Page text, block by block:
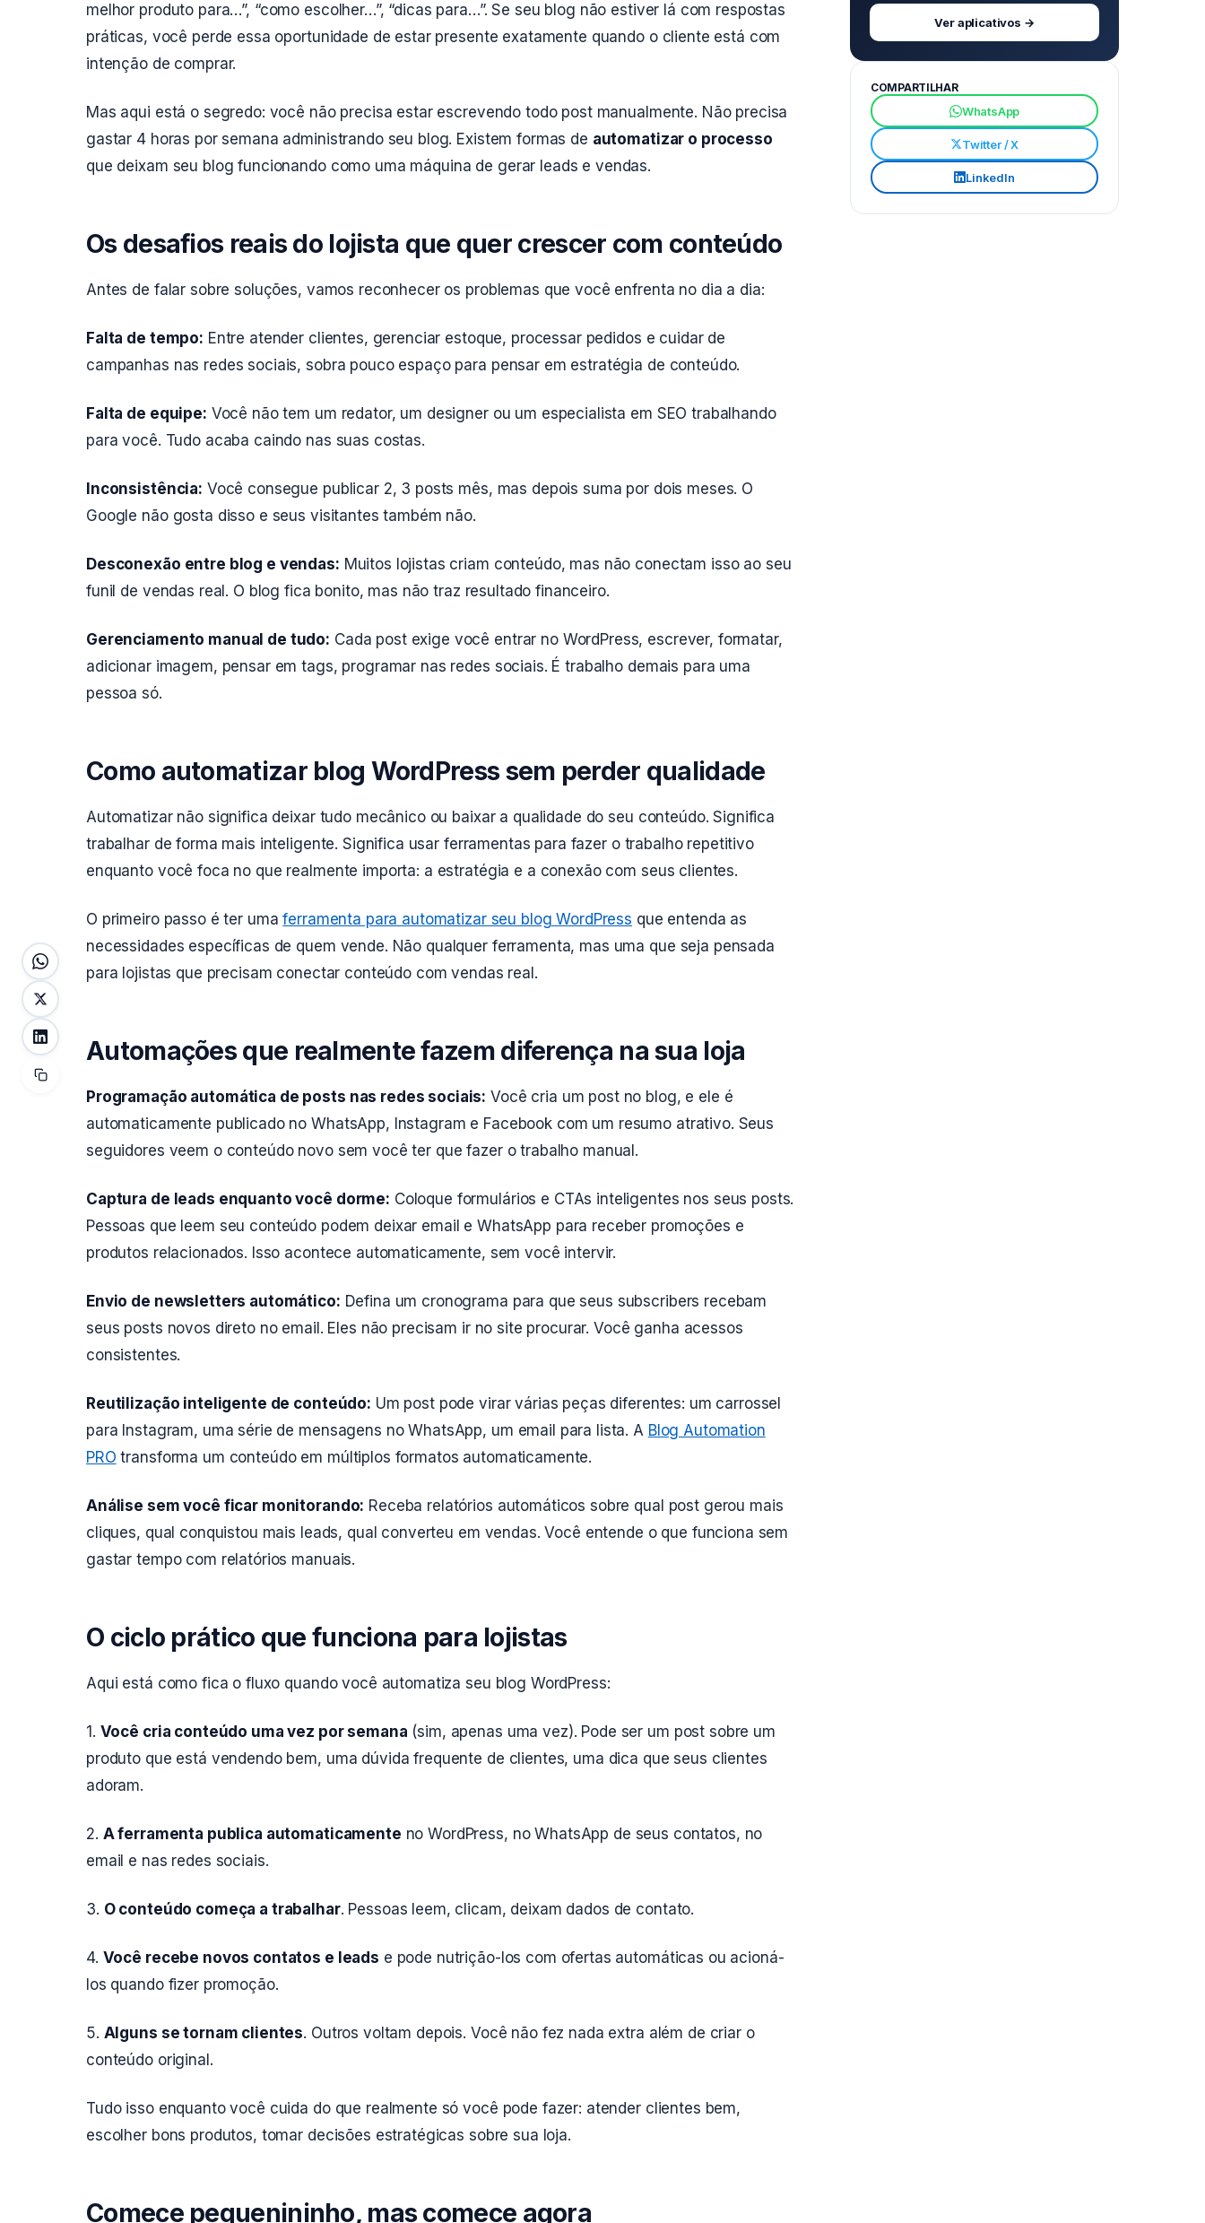
melhor produto para…”, “como escolher…”, “dicas para…”. Se seu blog não estiver lá com respostas
práticas, você perde essa oportunidade de estar presente exatamente quando o cliente está com
intenção de comprar.
Mas aqui está o segredo: você não precisa estar escrevendo todo post manualmente. Não precisa
gastar 4 horas por semana administrando seu blog. Existem formas de automatizar o processo
que deixam seu blog funcionando como uma máquina de gerar leads e vendas.
Os desafios reais do lojista que quer crescer com conteúdo
Antes de falar sobre soluções, vamos reconhecer os problemas que você enfrenta no dia a dia:
Falta de tempo: Entre atender clientes, gerenciar estoque, processar pedidos e cuidar de
campanhas nas redes sociais, sobra pouco espaço para pensar em estratégia de conteúdo.
Falta de equipe: Você não tem um redator, um designer ou um especialista em SEO trabalhando
para você. Tudo acaba caindo nas suas costas.
Inconsistência: Você consegue publicar 2, 3 posts mês, mas depois suma por dois meses. O
Google não gosta disso e seus visitantes também não.
Desconexão entre blog e vendas: Muitos lojistas criam conteúdo, mas não conectam isso ao seu
funil de vendas real. O blog fica bonito, mas não traz resultado financeiro.
Gerenciamento manual de tudo: Cada post exige você entrar no WordPress, escrever, formatar,
adicionar imagem, pensar em tags, programar nas redes sociais. É trabalho demais para uma
pessoa só.
Como automatizar blog WordPress sem perder qualidade
Automatizar não significa deixar tudo mecânico ou baixar a qualidade do seu conteúdo. Significa
trabalhar de forma mais inteligente. Significa usar ferramentas para fazer o trabalho repetitivo
enquanto você foca no que realmente importa: a estratégia e a conexão com seus clientes.
O primeiro passo é ter umaferramenta para automatizar seu blog WordPress que entenda as
necessidades específicas de quem vende. Não qualquer ferramenta, mas uma que seja pensada
para lojistas que precisam conectar conteúdo com vendas real.
Automações que realmente fazem diferença na sua loja
Programação automática de posts nas redes sociais: Você cria um post no blog, e ele é
automaticamente publicado no WhatsApp, Instagram e Facebook com um resumo atrativo. Seus
seguidores veem o conteúdo novo sem você ter que fazer o trabalho manual.
Captura de leads enquanto você dorme: Coloque formulários e CTAs inteligentes nos seus posts.
Pessoas que leem seu conteúdo podem deixar email e WhatsApp para receber promoções e
produtos relacionados. Isso acontece automaticamente, sem você intervir.
Envio de newsletters automático: Defina um cronograma para que seus subscribers recebam
seus posts novos direto no email. Eles não precisam ir no site procurar. Você ganha acessos
consistentes.
Reutilização inteligente de conteúdo: Um post pode virar várias peças diferentes: um carrossel
para Instagram, uma série de mensagens no WhatsApp, um email para lista. A Blog Automation
PRO transforma um conteúdo em múltiplos formatos automaticamente.
Análise sem você ficar monitorando: Receba relatórios automáticos sobre qual post gerou mais
cliques, qual conquistou mais leads, qual converteu em vendas. Você entende o que funciona sem
gastar tempo com relatórios manuais.
O ciclo prático que funciona para lojistas
Aqui está como fica o fluxo quando você automatiza seu blog WordPress:
1. Você cria conteúdo uma vez por semana (sim, apenas uma vez). Pode ser um post sobre um
produto que está vendendo bem, uma dúvida frequente de clientes, uma dica que seus clientes
adoram.
2. A ferramenta publica automaticamente no WordPress, no WhatsApp de seus contatos, no
email e nas redes sociais.
3. O conteúdo começa a trabalhar. Pessoas leem, clicam, deixam dados de contato.
4. Você recebe novos contatos e leads e pode nutrição-los com ofertas automáticas ou acioná-
los quando fizer promoção.
5. Alguns se tornam clientes. Outros voltam depois. Você não fez nada extra além de criar o
conteúdo original.
Tudo isso enquanto você cuida do que realmente só você pode fazer: atender clientes bem,
escolher bons produtos, tomar decisões estratégicas sobre sua loja.
Comece pequenininho, mas comece agora
Ver aplicativos →
COMPARTILHAR
WhatsApp
Twitter / X
LinkedIn